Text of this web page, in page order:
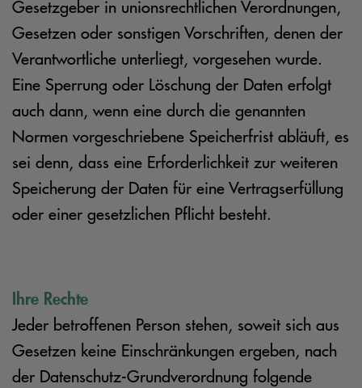
Gesetzgeber in unionsrechtlichen Verordnungen,
Gesetzen oder sonstigen Vorschriften, denen der
Verantwortliche unterliegt, vorgesehen wurde.
Eine Sperrung oder Löschung der Daten erfolgt
auch dann, wenn eine durch die genannten
Normen vorgeschriebene Speicherfrist abläuft, es
sei denn, dass eine Erforderlichkeit zur weiteren
Speicherung der Daten für eine Vertragserfüllung
oder einer gesetzlichen Pflicht besteht.
Ihre Rechte
Jeder betroffenen Person stehen, soweit sich aus
Gesetzen keine Einschränkungen ergeben, nach
der Datenschutz-Grundverordnung folgende